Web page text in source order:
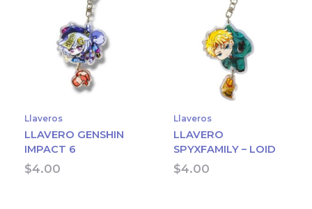
Llaveros
LLAVERO GENSHIN
IMPACT 6
$4.00
Llaveros
LLAVERO
SPYXFAMILY – LOID
$4.00